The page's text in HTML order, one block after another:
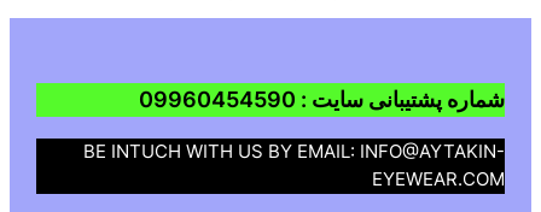
شماره پشتیبانی سایت : 09960454590
BE INTUCH WITH US BY EMAIL: INFO@AYTAKIN-
EYEWEAR.COM